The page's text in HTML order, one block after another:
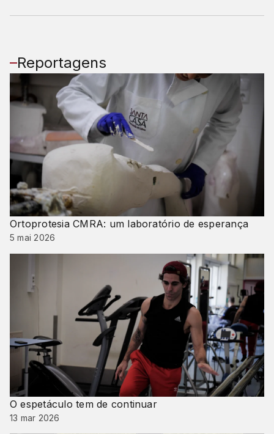
Reportagens
Ortoprotesia CMRA: um laboratório de esperança
5 mai 2026
O espetáculo tem de continuar
13 mar 2026